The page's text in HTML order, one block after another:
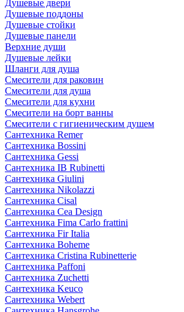
Душевые двери
Душевые поддоны
Душевые стойки
Душевые панели
Верхние души
Душевые лейки
Шланги для душа
Смесители для раковин
Смесители для душа
Смесители для кухни
Смесители на борт ванны
Смесители с гигиеническим душем
Сантехника Remer
Сантехника Bossini
Сантехника Gessi
Сантехника IB Rubinetti
Сантехника Giulini
Сантехника Nikolazzi
Сантехника Cisal
Сантехника Cea Design
Сантехника Fima Carlo frattini
Сантехника Fir Italia
Сантехника Boheme
Сантехника Cristina Rubinetterie
Сантехника Paffoni
Сантехника Zuchetti
Сантехника Keuco
Сантехника Webert